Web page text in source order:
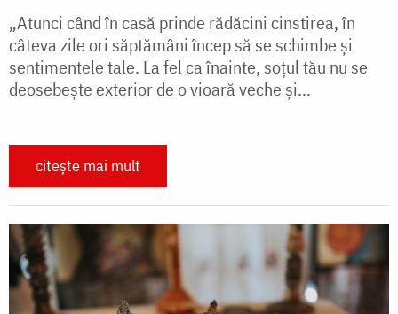
„Atunci când în casă prinde rădăcini cinstirea, în
câteva zile ori săptămâni încep să se schimbe şi
sentimentele tale. La fel ca înainte, soţul tău nu se
deosebeşte exterior de o vioară veche şi...
citește mai mult